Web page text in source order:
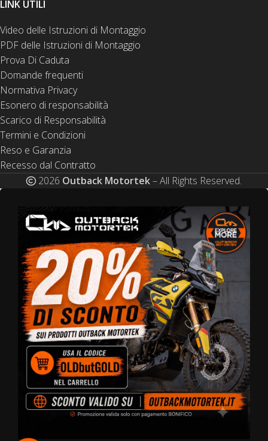
LINK UTILI
Video delle Istruzioni di Montaggio
PDF delle Istruzioni di Montaggio
Prova Di Caduta
Domande frequenti
Normativa Privacy
Esonero di responsabilità
Scarico di Responsabilità
Termini e Condizioni
Reso e Garanzia
Recesso dal Contratto
2026 Outback Motortek– All Rights Reserved.